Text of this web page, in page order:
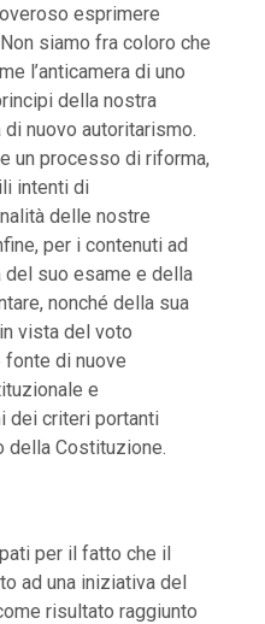
esprimere
Non siamo fra coloro che
l’anticamera di uno
della nostra
nuovo autoritarismo.
un processo di riforma,
intenti di
delle nostre
per i contenuti ad
suo esame e della
,nonché della sua
vista del voto
fonte di nuove
e
dei criteri portanti
della Costituzione.
per il fatto che il
ad una iniziativa del
risultato raggiunto